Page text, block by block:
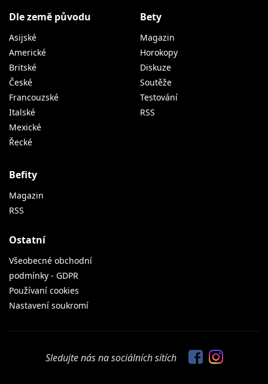
Dle země původu
Asijské
Americké
Britské
České
Francouzské
Italské
Mexické
Řecké
Bety
Magazin
Horokopy
Diskuze
Soutěže
Testování
RSS
Befity
Magazin
RSS
Ostatní
Všeobecné obchodní
podmínky - GDPR
Používaní cookies
Nastavení soukromí
Sledujte nás na sociálních sítích